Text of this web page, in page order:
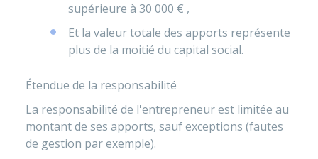
supérieure à 30 000 € ,
Et la valeur totale des apports représente
plus de la moitié du capital social.
Étendue de la responsabilité
La responsabilité de l'entrepreneur est limitée au
montant de ses apports, sauf exceptions (fautes
de gestion par exemple).